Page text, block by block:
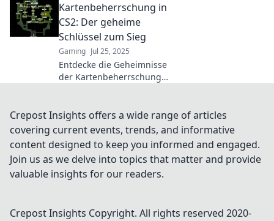
opponents guessing.
Unlock victory and
dominate the competition!
Kartenbeherrschung in
CS2: Der geheime
Schlüssel zum Sieg
Gaming Jul 25, 2025
Entdecke die Geheimnisse
der Kartenbeherrschung
Werde zum Game-
Changer!
Crepost Insights offers a wide range of articles
covering current events, trends, and informative
content designed to keep you informed and engaged.
Join us as we delve into topics that matter and provide
valuable insights for our readers.
Crepost Insights Copyright. All rights reserved 2020-